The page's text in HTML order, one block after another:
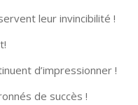
leur invincibilité !
d’impressionner !
de succès !